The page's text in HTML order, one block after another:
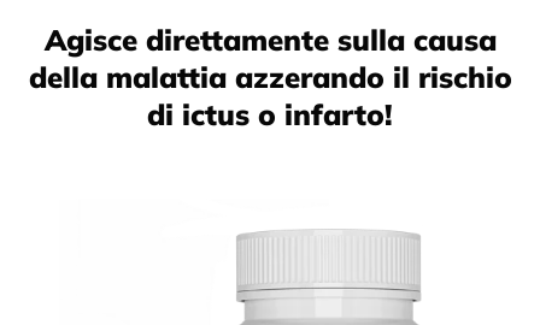
Agisce direttamente sulla causa
della malattia azzerando il rischio
di ictus o infarto!